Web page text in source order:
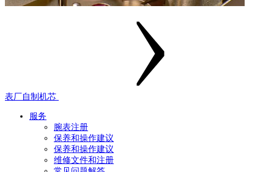
表厂自制机芯
服务
腕表注册
保养和操作建议
保养和操作建议
维修文件和注册